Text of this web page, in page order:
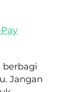
berbagi
Jangan